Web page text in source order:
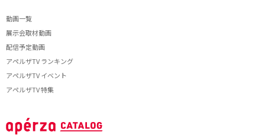
動画一覧
展示会取材動画
配信予定動画
アペルザTV ランキング
アペルザTV イベント
アペルザTV 特集